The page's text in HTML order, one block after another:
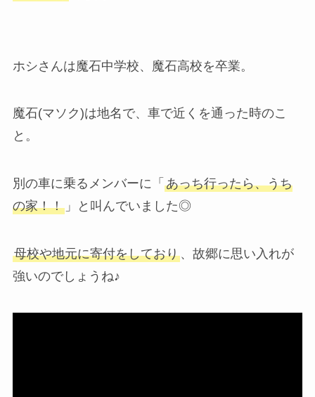
ホシさんは魔石中学校、魔石高校を卒業。
魔石(マソク)は地名で、車で近くを通った時のこ
と。
別の車に乗るメンバーに「 あっち行ったら、うち
の家！！」と叫んでいました◎
母校や地元に寄付をしており、故郷に思い入れが
強いのでしょうね♪